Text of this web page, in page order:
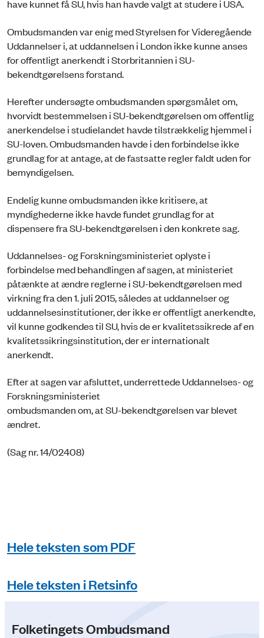
have kunnet få SU, hvis han havde valgt at studere i USA.
Ombudsmanden var enig med Styrelsen for Videregående
Uddannelser i, at uddannelsen i London ikke kunne anses
for offentligt anerkendt i Storbritannien i SU-
bekendtgørelsens forstand.
Herefter undersøgte ombudsmanden spørgsmålet om,
hvorvidt bestemmelsen i SU-bekendtgørelsen om offentlig
anerkendelse i studielandet havde tilstrækkelig hjemmel i
SU-loven. Ombudsmanden havde i den forbindelse ikke
grundlag for at antage, at de fastsatte regler faldt uden for
bemyndigelsen.
Endelig kunne ombudsmanden ikke kritisere, at
myndighederne ikke havde fundet grundlag for at
dispensere fra SU-bekendtgørelsen i den konkrete sag.
Uddannelses- og Forskningsministeriet oplyste i
forbindelse med behandlingen af sagen, at ministeriet
påtænkte at ændre reglerne i SU-bekendtgørelsen med
virkning fra den 1. juli 2015, således at uddannelser og
uddannelsesinstitutioner, der ikke er offentligt anerkendte,
vil kunne godkendes til SU, hvis de er kvalitetssikrede af en
kvalitetssikringsinstitution, der er internationalt
anerkendt.
Efter at sagen var afsluttet, underrettede Uddannelses- og
Forskningsministeriet
ombudsmanden om, at SU-bekendtgørelsen var blevet
ændret.
(Sag nr. 14/02408)
Hele teksten som PDF
Hele teksten i Retsinfo
Folketingets Ombudsmand